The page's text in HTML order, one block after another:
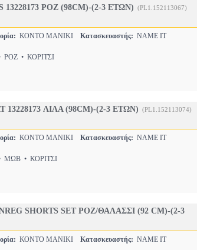
13228173 ΡΟΖ (98CM)-(2-3 ΕΤΩΝ) (PL1.152113067)
ΚΟΝΤΟ ΜΑΝΙΚΙ Κατασκευαστής: NAME IT
ΡΟΖ • ΚΟΡΙΤΣΙ
13228173 ΛΙΛΑ (98CM)-(2-3 ΕΤΩΝ) (PL1.152113074)
ΚΟΝΤΟ ΜΑΝΙΚΙ Κατασκευαστής: NAME IT
ΜΩΒ • ΚΟΡΙΤΣΙ
SHORTS SET ΡΟΖ/ΘΑΛΑΣΣΙ (92 CM)-(2-3
ΚΟΝΤΟ ΜΑΝΙΚΙ Κατασκευαστής: NAME IT